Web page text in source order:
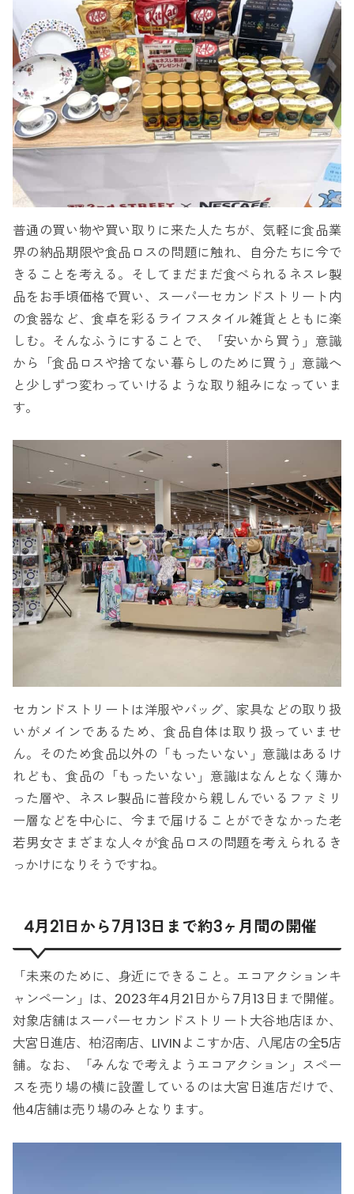
普通の買い物や買い取りに来た人たちが、気軽に食品業
界の納品期限や食品ロスの問題に触れ、自分たちに今で
きることを考える。そしてまだまだ食べられるネスレ製
品をお手頃価格で買い、スーパーセカンドストリート内
の食器など、食卓を彩るライフスタイル雑貨とともに楽
しむ。そんなふうにすることで、「安いから買う」意識
から「食品ロスや捨てない暮らしのために買う」意識へ
と少しずつ変わっていけるような取り組みになっていま
す。
セカンドストリートは洋服やバッグ、家具などの取り扱
いがメインであるため、食品自体は取り扱っていませ
ん。そのため食品以外の「もったいない」意識はあるけ
れども、食品の「もったいない」意識はなんとなく薄か
った層や、ネスレ製品に普段から親しんでいるファミリ
ー層などを中心に、今まで届けることができなかった老
若男女さまざまな人々が食品ロスの問題を考えられるき
っかけになりそうですね。
4月21日から7月13日まで約3ヶ月間の開催
「未来のために、身近にできること。エコアクションキ
ャンペーン」は、2023年4月21日から7月13日まで開催。
対象店舗はスーパーセカンドストリート大谷地店ほか、
大宮日進店、柏沼南店、LIVINよこすか店、八尾店の全5店
舗。なお、「みんなで考えようエコアクション」スペー
スを売り場の横に設置しているのは大宮日進店だけで、
他4店舗は売り場のみとなります。